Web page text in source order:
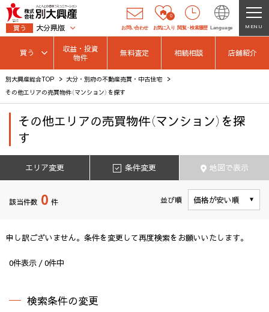
買う 大分県版 お問い合わせ
0
お気に入り 閲覧・ 検索履歴 Language MENU
買う
収益・投資
物件
無料査定 相続相談 店舗紹介
別大興産総合TOP
大分・別府の不動産売買・中古住宅
その他エリアの売買物件（マンション）を探す
エリア変更 条件変更 地図で表示
その他エリアの売買物件（マンション）を探
す
該当件数 0 件 並び順
申し訳ございません。条件を変更して再度検索をお願いいたします。
0件表示 /0件中
検索条件の変更